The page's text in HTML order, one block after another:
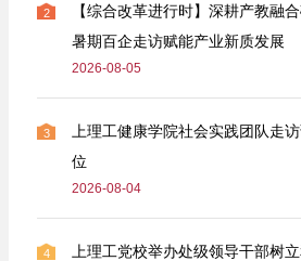
2
【综合改革进行时】深耕产教融
暑期百企走访赋能产业新质发展
2026-08-05
3
上理工健康学院社会实践团队走
位
2026-08-04
4
上理工党校举办处级领导干部树